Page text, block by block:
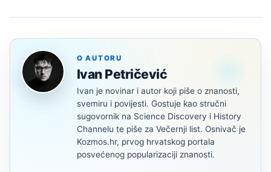
O AUTORU
Ivan Petričević
Ivan je novinar i autor koji piše o znanosti,
svemiru i povijesti. Gostuje kao stručni
sugovornik na Science Discovery i History
Channelu te piše za Večernji list. Osnivač je
Kozmos.hr, prvog hrvatskog portala
posvećenog popularizaciji znanosti.